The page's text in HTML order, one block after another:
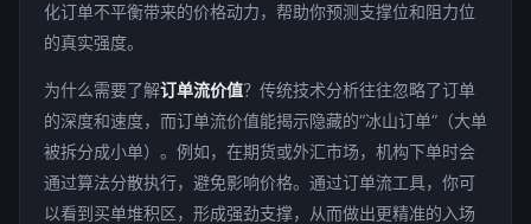
化订单不平衡带来的价格动力，帮助你预测支撑位和阻力位
的真实强度。
为什么需要了解订单流价值？传统技术分析往往忽略了订单
的深度和速度，而订单流价值能揭示隐藏的“冰山订单”（大单
被拆分成小单）。例如，在期货或外汇市场，机构下单时会
通过算法分散执行，避免影响价格。通过订单流工具，你可
以看到买单堆积区，形成强劲支撑，从而做出更精准的入场